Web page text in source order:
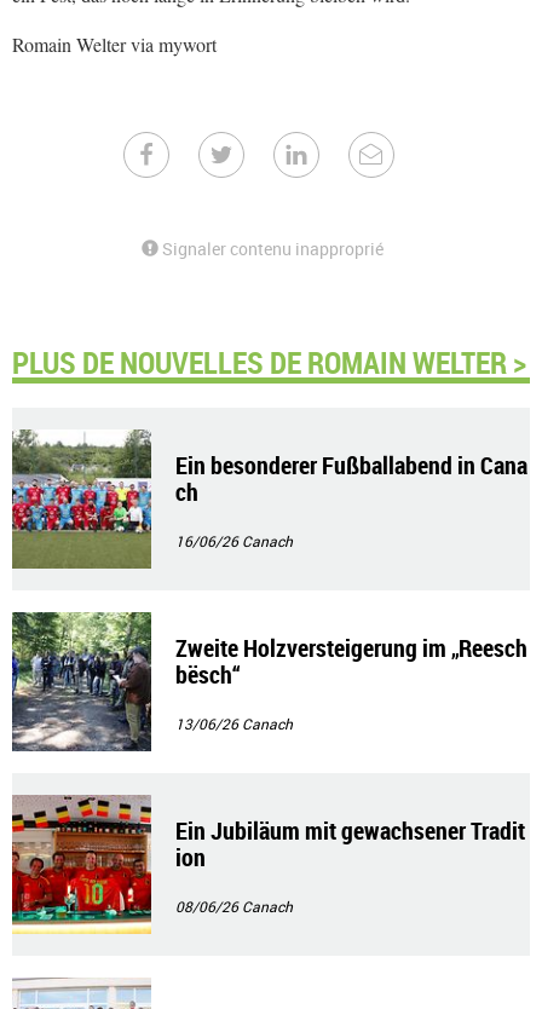
Romain Welter via mywort
Signaler contenu inapproprié
PLUS DE NOUVELLES DE ROMAIN WELTER >
Ein besonderer Fußballabend in Cana
ch
16/06/26Canach
Zweite Holzversteigerung im „Reesch
bësch“
13/06/26Canach
Ein Jubiläum mit gewachsener Tradit
ion
08/06/26Canach